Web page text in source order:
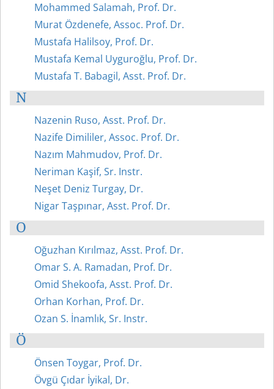
Mohammed Salamah, Prof. Dr.
Murat Özdenefe, Assoc. Prof. Dr.
Mustafa Halilsoy, Prof. Dr.
Mustafa Kemal Uyguroğlu, Prof. Dr.
Mustafa T. Babagil, Asst. Prof. Dr.
N
Nazenin Ruso, Asst. Prof. Dr.
Nazife Dimililer, Assoc. Prof. Dr.
Nazım Mahmudov, Prof. Dr.
Neriman Kaşif, Sr. Instr.
Neşet Deniz Turgay, Dr.
Nigar Taşpınar, Asst. Prof. Dr.
O
Oğuzhan Kırılmaz, Asst. Prof. Dr.
Omar S. A. Ramadan, Prof. Dr.
Omid Shekoofa, Asst. Prof. Dr.
Orhan Korhan, Prof. Dr.
Ozan S. İnamlık, Sr. Instr.
Ö
Önsen Toygar, Prof. Dr.
Övgü Çıdar İyikal, Dr.